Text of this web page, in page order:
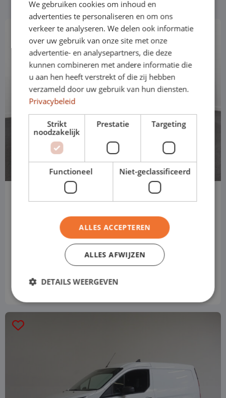
Peugeot-Partner
Preis basiert auf der Standardversion
We gebruiken cookies om inhoud en
advertenties te personaliseren en om ons
verkeer te analyseren. We delen ook informatie
over uw gebruik van onze site met onze
advertentie- en analysepartners, die deze
kunnen combineren met andere informatie die
u aan hen heeft verstrekt of die zij hebben
verzameld door uw gebruik van hun diensten.
Privacybeleid
Strikt
noodzakelijk
Prestatie Targeting
Functioneel Niet-geclassificeerd
ALLES ACCEPTEREN
ALLES AFWIJZEN
DETAILS WEERGEVEN